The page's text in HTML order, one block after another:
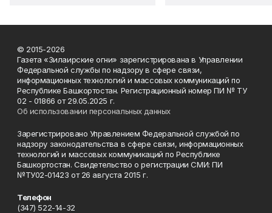
© 2015-2026
Газета «Зилаирские огни» зарегистрирована в Управлении
Федеральной службы по надзору в сфере связи,
информационных технологий и массовых коммуникаций по
Республике Башкортостан. Регистрационный номер ПИ № ТУ
02 - 01866 от 29.05.2025 г.
Об использовании персональных данных
Зарегистрировано Управлением Федеральной службой по
надзору законодательства в сфере связи, информационных
технологий и массовых коммуникаций по Республике
Башкортостан. Свидетельство о регистрации СМИ: ПИ
№ТУ02-01423 от 26 августа 2015 г.
Телефон
(347) 522-14-32